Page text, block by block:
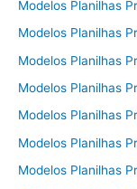
Modelos Planilhas
Modelos Planilhas
Modelos Planilhas
Modelos Planilhas
Modelos Planilhas
Modelos Planilhas
Modelos Planilhas